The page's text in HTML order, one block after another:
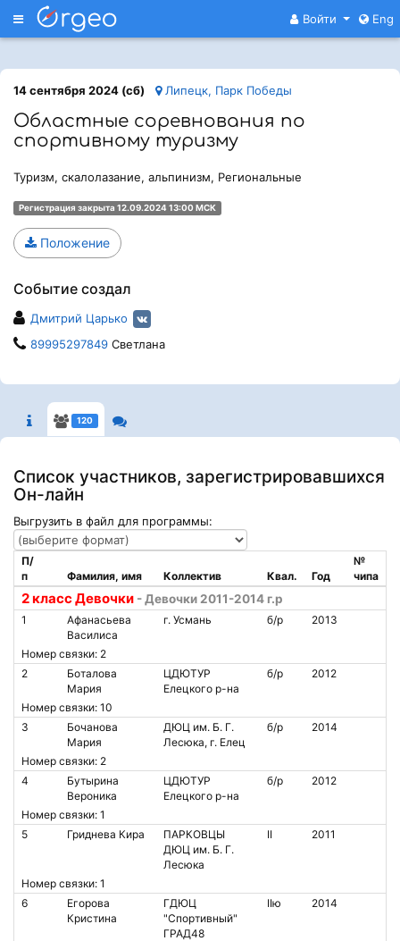
Меню Войти Eng
14 сентября 2024 (сб) Липецк, Парк Победы
Областные соревнования по
спортивному туризму
Туризм, скалолазание, альпинизм, Региональные
Регистрация закрыта 12.09.2024 13:00 МСК
Положение
Событие создал
Дмитрий Царько
89995297849 Светлана
120
Список участников, зарегистрировавшихся
Он-лайн
Выгрузить в файл для программы:
2 класс Девочки - Девочки 2011-2014 г.р
П/
п
Фамилия, имя Коллектив Квал. Год
№
чипа
1
Афанасьева
Василиса
г. Усмань б/р 2013
Номер связки: 2
2
Боталова
Мария
ЦДЮТУР
Елецкого р-на
б/р 2012
Номер связки: 10
3
Бочанова
Мария
ДЮЦ им. Б. Г.
Лесюка, г. Елец
б/р 2014
Номер связки: 2
4
Бутырина
Вероника
ЦДЮТУР
Елецкого р-на
б/р 2012
Номер связки: 1
5
Гриднева Кира
ПАРКОВЦЫ
ДЮЦ им. Б. Г.
Лесюка
II 2011
Номер связки: 1
6
Егорова
Кристина
ГДЮЦ
"Спортивный"
ГРАД48
IIю 2014